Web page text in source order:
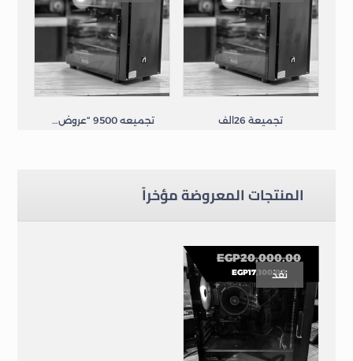
تجميعة 26الف تجميعه 9500 “عروض رمضان
المنتجات المعروضة مؤخراً
EGP20,000.00
EGP17,100.00
نفذ